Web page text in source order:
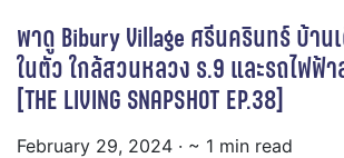
พาดู Bibury Village ศรีนครินทร์ บ้าน
ในตัว ใกล้สวนหลวง ร.9 และรถไฟฟ้
[THE LIVING SNAPSHOT EP.38]
February 29, 2024 · ~ 1 min read